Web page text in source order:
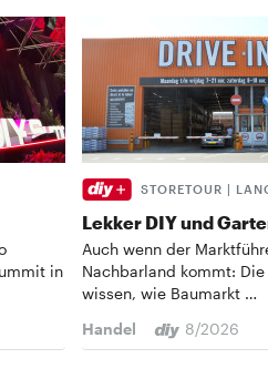
in
STORETOUR |
Lekker DIY und
Auch wenn der
Nachbarland kommt:
wissen, wie Baumarkt …
Handel
8/2026